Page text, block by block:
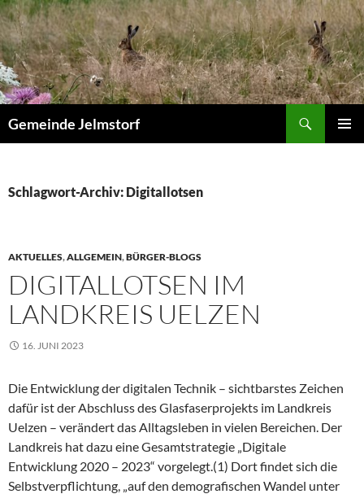
Zum
Inhalt
springen
Gemeinde Jelmstorf
Schlagwort-Archiv: Digitallotsen
AKTUELLES,ALLGEMEIN,BÜRGER-BLOGS
DIGITALLOTSEN IM
LANDKREIS UELZEN
16. JUNI 2023
Die Entwicklung der digitalen Technik – sichtbarstes Zeichen
dafür ist der Abschluss des Glasfaserprojekts im Landkreis
Uelzen – verändert das Alltagsleben in vielen Bereichen. Der
Landkreis hat dazu eine Gesamtstrategie „Digitale
Entwicklung 2020 – 2023“ vorgelegt.(1) Dort findet sich die
Selbstverpflichtung, „auf den demografischen Wandel unter